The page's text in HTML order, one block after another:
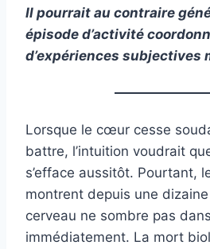
Il pourrait au contraire
épisode d’activité
d’expériences subjectives
Lorsque le cœur cesse
battre, l’intuition voudrait
s’efface aussitôt. Pourtant,
montrent depuis une dizaine
cerveau ne sombre pas
immédiatement. La mort